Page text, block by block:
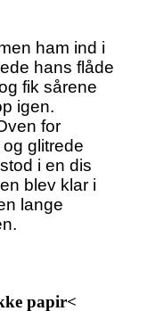
ham ind i
hans flåde
fik sårene
igen.
for
glitrede
i en dis
blev klar i
lange
papir<